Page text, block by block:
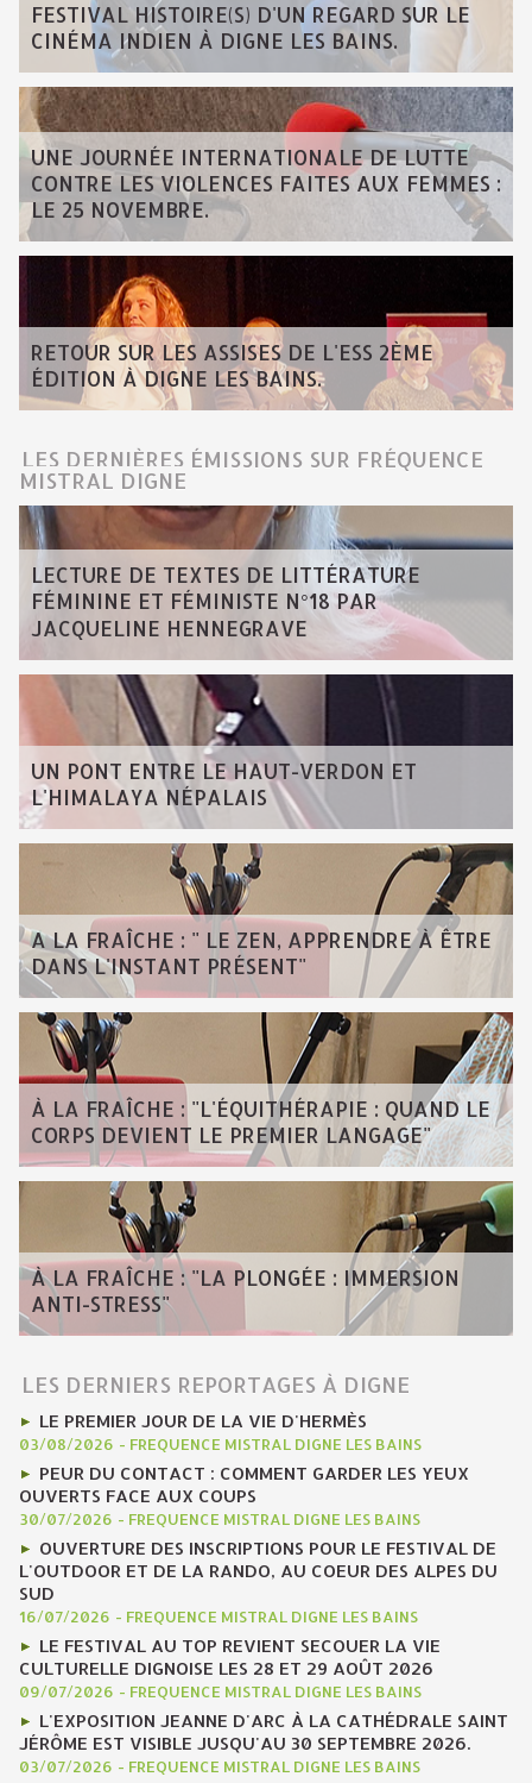
FESTIVAL HISTOIRE(S) D'UN REGARD SUR LE
CINÉMA INDIEN À DIGNE LES BAINS.
UNE JOURNÉE INTERNATIONALE DE LUTTE
CONTRE LES VIOLENCES FAITES AUX FEMMES :
LE 25 NOVEMBRE.
RETOUR SUR LES ASSISES DE L'ESS 2ÈME
ÉDITION À DIGNE LES BAINS.
LES DERNIÈRES ÉMISSIONS SUR FRÉQUENCE
MISTRAL DIGNE
LECTURE DE TEXTES DE LITTÉRATURE
FÉMININE ET FÉMINISTE N°18 PAR
JACQUELINE HENNEGRAVE
UN PONT ENTRE LE HAUT-VERDON ET
L'HIMALAYA NÉPALAIS
A LA FRAÎCHE : " LE ZEN, APPRENDRE À ÊTRE
DANS L'INSTANT PRÉSENT"
À LA FRAÎCHE : "L'ÉQUITHÉRAPIE : QUAND LE
CORPS DEVIENT LE PREMIER LANGAGE"
À LA FRAÎCHE : "LA PLONGÉE : IMMERSION
ANTI-STRESS"
LES DERNIERS REPORTAGES À DIGNE
LE PREMIER JOUR DE LA VIE D'HERMÈS
03/08/2026 - FREQUENCE MISTRAL DIGNE LES BAINS
PEUR DU CONTACT : COMMENT GARDER LES YEUX
OUVERTS FACE AUX COUPS
30/07/2026 - FREQUENCE MISTRAL DIGNE LES BAINS
OUVERTURE DES INSCRIPTIONS POUR LE FESTIVAL DE
L'OUTDOOR ET DE LA RANDO, AU COEUR DES ALPES DU
SUD
16/07/2026 - FREQUENCE MISTRAL DIGNE LES BAINS
LE FESTIVAL AU TOP REVIENT SECOUER LA VIE
CULTURELLE DIGNOISE LES 28 ET 29 AOÛT 2026
09/07/2026 - FREQUENCE MISTRAL DIGNE LES BAINS
L'EXPOSITION JEANNE D'ARC À LA CATHÉDRALE SAINT
JÉRÔME EST VISIBLE JUSQU'AU 30 SEPTEMBRE 2026.
03/07/2026 - FREQUENCE MISTRAL DIGNE LES BAINS